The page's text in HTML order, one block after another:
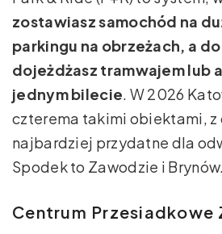
zostawiasz samochód na
parkingu na obrzeżach, a
dojeżdżasz tramwajem lub
jednym bilecie. W 2026
czterema takimi obiektami, z
najbardziej przydatne dla
Spodek to Zawodzie i Brynów.
Centrum Przesiadkowe